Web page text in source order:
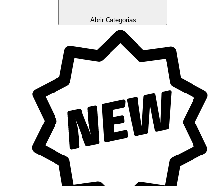
Abrir Categorias